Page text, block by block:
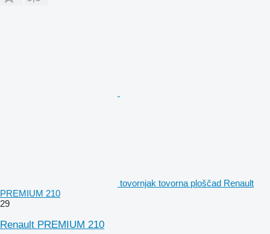
tovornjak tovorna ploščad Renault
PREMIUM 210
29
Renault PREMIUM 210